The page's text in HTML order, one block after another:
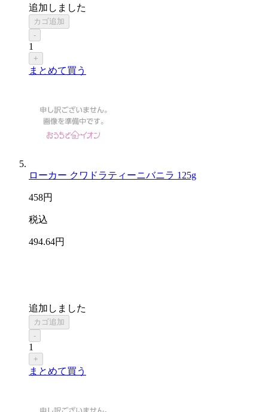
追加しました
カゴ追加
-
1
+
まとめて買う
ローカー クワドラティーニバニラ 125g
458円
税込
494.64円
追加しました
カゴ追加
-
1
+
まとめて買う